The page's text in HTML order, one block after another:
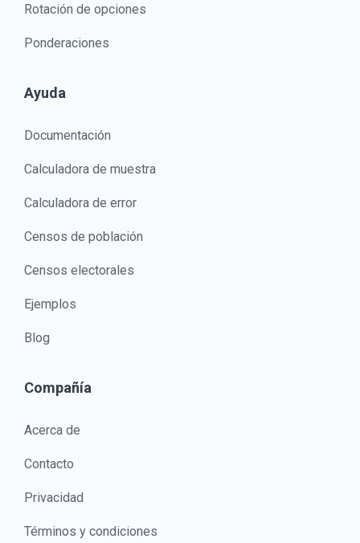
Rotación de opciones
Ponderaciones
Ayuda
Documentación
Calculadora de muestra
Calculadora de error
Censos de población
Censos electorales
Ejemplos
Blog
Compañía
Acerca de
Contacto
Privacidad
Términos y condiciones